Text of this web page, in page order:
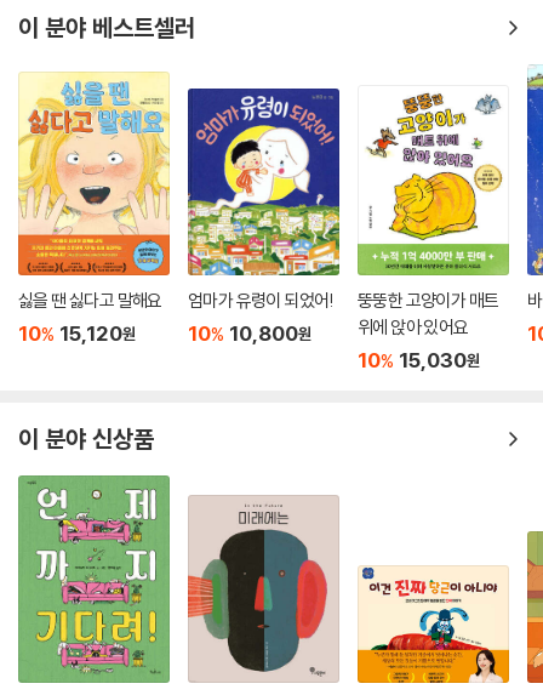
이 분야 베스트셀러
싫을 땐 싫다고 말해요
10% 15,120원
엄마가 유령이 되었어!
10% 10,800원
뚱뚱한 고양이가 매트
위에 앉아 있어요
10% 15,030원
이 분야 신상품